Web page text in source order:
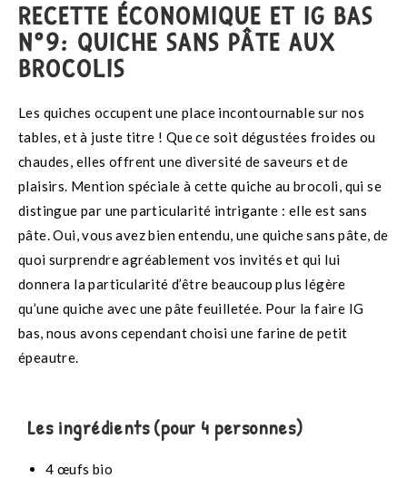
RECETTE ÉCONOMIQUE ET IG BAS
N°9: QUICHE SANS PÂTE AUX
BROCOLIS
Les quiches occupent une place incontournable sur nos
tables, et à juste titre ! Que ce soit dégustées froides ou
chaudes, elles offrent une diversité de saveurs et de
plaisirs. Mention spéciale à cette quiche au brocoli, qui se
distingue par une particularité intrigante : elle est sans
pâte. Oui, vous avez bien entendu, une quiche sans pâte, de
quoi surprendre agréablement vos invités et qui lui
donnera la particularité d’être beaucoup plus légère
qu’une quiche avec une pâte feuilletée. Pour la faire IG
bas, nous avons cependant choisi une farine de petit
épeautre.
Les ingrédients (pour 4 personnes)
4 œufs bio